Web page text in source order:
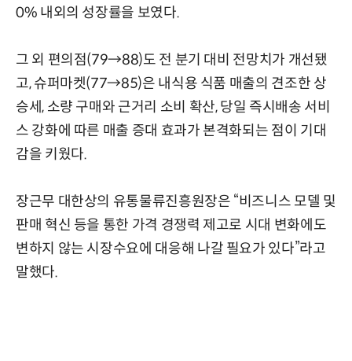
0% 내외의 성장률을 보였다.
그 외 편의점(79→88)도 전 분기 대비 전망치가 개선됐
고, 슈퍼마켓(77→85)은 내식용 식품 매출의 견조한 상
승세, 소량 구매와 근거리 소비 확산, 당일 즉시배송 서비
스 강화에 따른 매출 증대 효과가 본격화되는 점이 기대
감을 키웠다.
장근무 대한상의 유통물류진흥원장은 “비즈니스 모델 및
판매 혁신 등을 통한 가격 경쟁력 제고로 시대 변화에도
변하지 않는 시장수요에 대응해 나갈 필요가 있다”라고
말했다.